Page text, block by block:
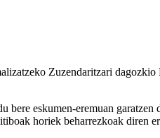
Zuzendaritzari
bere eskumen-eremuan
horiek beharrezkoak diren